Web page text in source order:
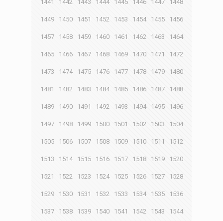
1441 1442 1443 1444 1445 1446 1447 1448
1449 1450 1451 1452 1453 1454 1455 1456
1457 1458 1459 1460 1461 1462 1463 1464
1465 1466 1467 1468 1469 1470 1471 1472
1473 1474 1475 1476 1477 1478 1479 1480
1481 1482 1483 1484 1485 1486 1487 1488
1489 1490 1491 1492 1493 1494 1495 1496
1497 1498 1499 1500 1501 1502 1503 1504
1505 1506 1507 1508 1509 1510 1511 1512
1513 1514 1515 1516 1517 1518 1519 1520
1521 1522 1523 1524 1525 1526 1527 1528
1529 1530 1531 1532 1533 1534 1535 1536
1537 1538 1539 1540 1541 1542 1543 1544